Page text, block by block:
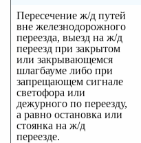
Пересечение ж/д путей
вне железнодорожного
переезда, выезд на ж/д
переезд при закрытом
или закрывающемся
шлагбауме либо при
запрещающем сигнале
светофора или
дежурного по переезду,
а равно остановка или
стоянка на ж/д
переезде.